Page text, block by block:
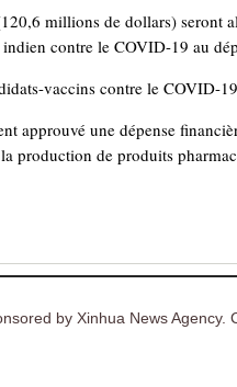
millions de dollars) seront
contre le COVID-19 au
vaccins contre le COVID-
approuvé une dépense
production de produits
by Xinhua News Agency.